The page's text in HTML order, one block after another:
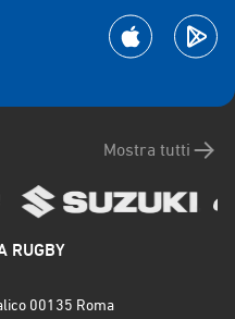
RUGBY
00135 Roma
Mostra tutti